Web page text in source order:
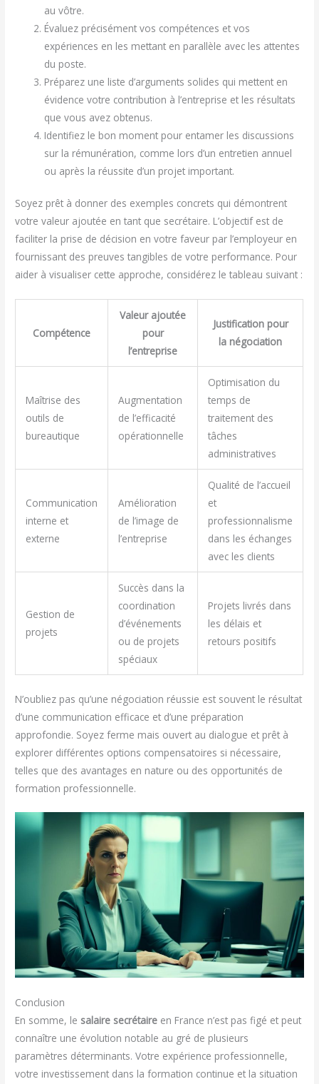
au vôtre.
Évaluez précisément vos compétences et vos
expériences en les mettant en parallèle avec les attentes
du poste.
Préparez une liste d’arguments solides qui mettent en
évidence votre contribution à l’entreprise et les résultats
que vous avez obtenus.
Identifiez le bon moment pour entamer les discussions
sur la rémunération, comme lors d’un entretien annuel
ou après la réussite d’un projet important.
Soyez prêt à donner des exemples concrets qui démontrent
votre valeur ajoutée en tant que secrétaire. L’objectif est de
faciliter la prise de décision en votre faveur par l’employeur en
fournissant des preuves tangibles de votre performance. Pour
aider à visualiser cette approche, considérez le tableau suivant :
Compétence
Valeur ajoutée
pour
l’entreprise
Justification pour
la négociation
Maîtrise des
outils de
bureautique
Augmentation
de l’efficacité
opérationnelle
Optimisation du
temps de
traitement des
tâches
administratives
Communication
interne et
externe
Amélioration
de l’image de
l’entreprise
Qualité de l’accueil
et
professionnalisme
dans les échanges
avec les clients
Gestion de
projets
Succès dans la
coordination
d’événements
ou de projets
spéciaux
Projets livrés dans
les délais et
retours positifs
N’oubliez pas qu’une négociation réussie est souvent le résultat
d’une communication efficace et d’une préparation
approfondie. Soyez ferme mais ouvert au dialogue et prêt à
explorer différentes options compensatoires si nécessaire,
telles que des avantages en nature ou des opportunités de
formation professionnelle.
Conclusion
En somme, le salaire secrétaire en France n’est pas figé et peut
connaître une évolution notable au gré de plusieurs
paramètres déterminants. Votre expérience professionnelle,
votre investissement dans la formation continue et la situation